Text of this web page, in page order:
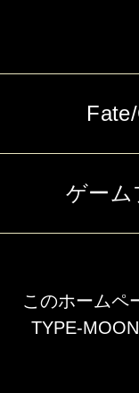
ゲーム
このホームペ
TYPE-